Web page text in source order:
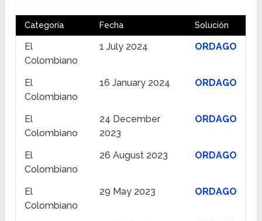
Categoría Fecha Solución
El
Colombiano
1 July 2024 ORDAGO
El
Colombiano
16 January 2024 ORDAGO
El
Colombiano
24 December
2023
ORDAGO
El
Colombiano
26 August 2023 ORDAGO
El
Colombiano
29 May 2023 ORDAGO